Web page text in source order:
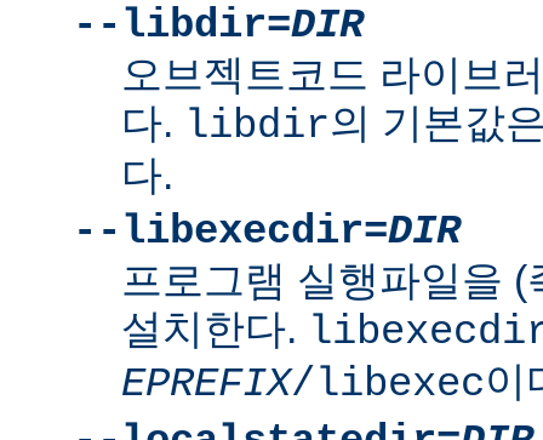
--libdir=DIR
오브젝트코드 라이브
다. libdir의 기본값
다.
--libexecdir=DIR
프로그램 실행파일을
설치한다.
EPREFIX/libexec이